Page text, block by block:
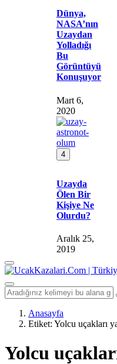
Dünya,
NASA’nın
Uzaydan
Yolladığı
Bu
Görüntüyü
Konuşuyor
Mart 6,
2020
4
Uzayda
Ölen Bir
Kişiye Ne
Olurdu?
Aralık 25,
2019
Anasayfa
Etiket: Yolcu uçakları
Yolcu